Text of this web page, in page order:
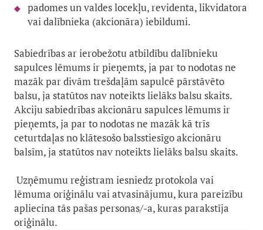
padomes un valdes locekļu, revidenta, likvidatora
vai dalībnieka (akcionāra) iebildumi.
Sabiedrības ar ierobežotu atbildību dalībnieku
sapulces lēmums ir pieņemts, ja par to nodotas ne
mazāk par divām trešdaļām sapulcē pārstāvēto
balsu, ja statūtos nav noteikts lielāks balsu skaits.
Akciju sabiedrības akcionāru sapulces lēmums ir
pieņemts, ja par to nodotas ne mazāk kā trīs
ceturtdaļas no klātesošo balsstiesīgo akcionāru
balsīm, ja statūtos nav noteikts lielāks balsu skaits.
Uzņēmumu reģistram iesniedz protokola vai
lēmuma oriģinālu vai atvasinājumu, kura pareizību
apliecina tās pašas personas/-a, kuras parakstīja
oriģinālu.